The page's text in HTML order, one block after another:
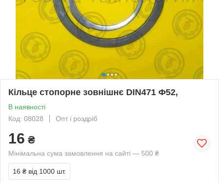
Кільце стопорне зовнішнє DIN471 Ф52,
В наявності
Код: 08028
Опт і роздріб
16 ₴
Мінімальна сума замовлення на сайті — 500 ₴
16 ₴ від 1000 шт.